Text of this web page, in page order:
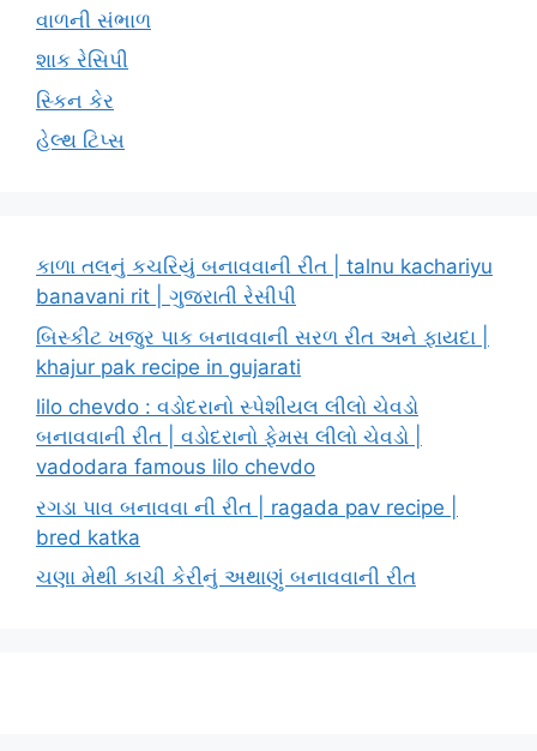
વાળની સંભાળ
શાક રેસિપી
સ્કિન કેર
હેલ્થ ટિપ્સ
કાળા તલનું કચરિયું બનાવવાની રીત | talnu kachariyu
banavani rit | ગુજરાતી રેસીપી
બિસ્કીટ ખજુર પાક બનાવવાની સરળ રીત અને ફાયદા |
khajur pak recipe in gujarati
lilo chevdo : વડોદરાનો સ્પેશીયલ લીલો ચેવડો
બનાવવાની રીત | વડોદરાનો ફેમસ લીલો ચેવડો |
vadodara famous lilo chevdo
રગડા પાવ બનાવવા ની રીત | ragada pav recipe |
bred katka
ચણા મેથી કાચી કેરીનું અથાણું બનાવવાની રીત